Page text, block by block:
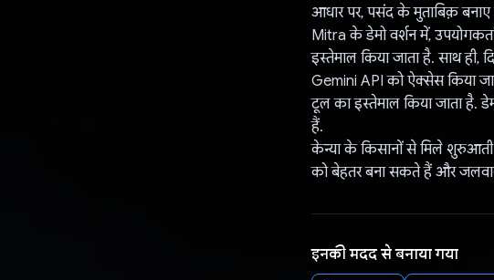
आधार पर, पसंद के मुताबिक़ बनाए
Mitra के डेमो वर्शन में,
इस्तेमाल किया जाता है. साथ
Gemini API को ऐक्सेस किया
टूल का इस्तेमाल किया जाता है.
हैं.
केन्या के किसानों से मिले शुरुआती
को बेहतर बना सकते हैं और
इनकी मदद से बनाया गया